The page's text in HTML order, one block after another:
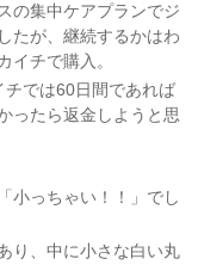
の集中ケアプランでジ
たが、継続するかはわ
イチで購入。
では60日間であれば
ったら返金しようと思
小っちゃい！！」でし
り、中に小さな白い丸